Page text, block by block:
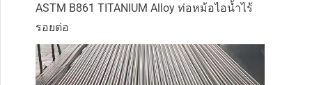
ASTM B861 TITANIUM Alloy ท่อหม้อไอน้ำไร้
รอยต่อ